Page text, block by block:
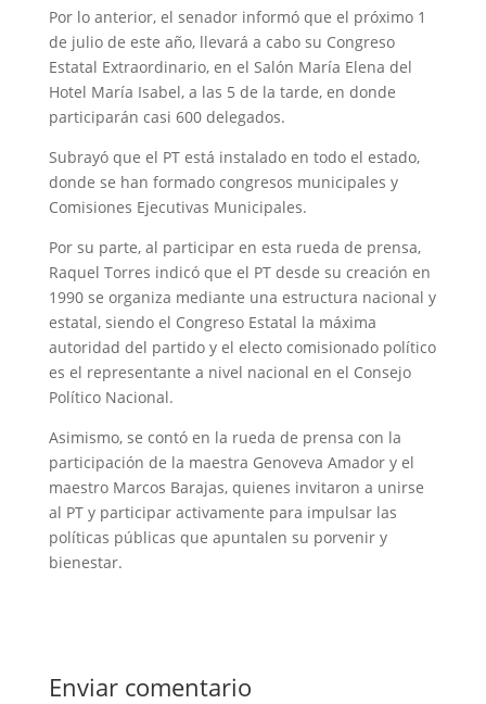
Por lo anterior, el senador informó que el próximo 1
de julio de este año, llevará a cabo su Congreso
Estatal Extraordinario, en el Salón María Elena del
Hotel María Isabel, a las 5 de la tarde, en donde
participarán casi 600 delegados.
Subrayó que el PT está instalado en todo el estado,
donde se han formado congresos municipales y
Comisiones Ejecutivas Municipales.
Por su parte, al participar en esta rueda de prensa,
Raquel Torres indicó que el PT desde su creación en
1990 se organiza mediante una estructura nacional y
estatal, siendo el Congreso Estatal la máxima
autoridad del partido y el electo comisionado político
es el representante a nivel nacional en el Consejo
Político Nacional.
Asimismo, se contó en la rueda de prensa con la
participación de la maestra Genoveva Amador y el
maestro Marcos Barajas, quienes invitaron a unirse
al PT y participar activamente para impulsar las
políticas públicas que apuntalen su porvenir y
bienestar.
Enviar comentario